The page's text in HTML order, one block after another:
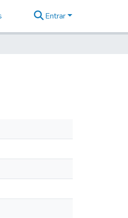
Entrar